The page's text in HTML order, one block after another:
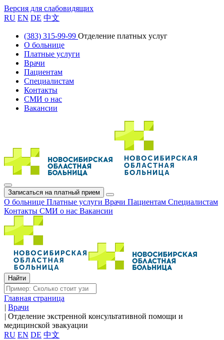
Версия для слабовидящих
RU EN DE 中文
(383) 315-99-99 Отделение платных услуг
О больнице
Платные услуги
Врачи
Пациентам
Специалистам
Контакты
СМИ о нас
Вакансии
Записаться на платный прием
О больнице Платные услуги Врачи Пациентам Специалистам
Контакты СМИ о нас Вакансии
Главная страница
| Врачи
| Отделение экстренной консультативной помощи и
медицинской эвакуации
RU EN DE 中文